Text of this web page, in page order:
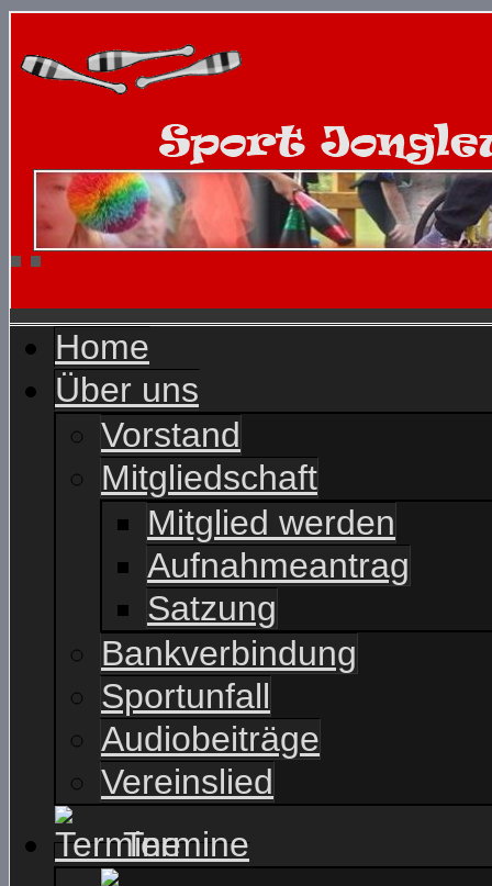
Home
Über uns
Vorstand
Mitgliedschaft
Mitglied werden
Aufnahmeantrag
Satzung
Bankverbindung
Sportunfall
Audiobeiträge
Vereinslied
Termine